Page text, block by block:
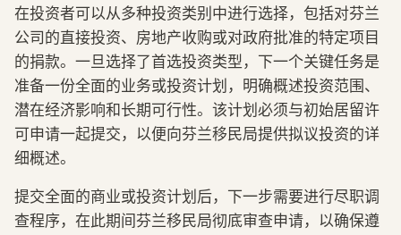
在投资者可以从多种投资类别中进行选择，包括对芬兰
公司的直接投资、房地产收购或对政府批准的特定项目
的捐款。一旦选择了首选投资类型，下一个关键任务是
准备一份全面的业务或投资计划，明确概述投资范围、
潜在经济影响和长期可行性。该计划必须与初始居留许
可申请一起提交，以便向芬兰移民局提供拟议投资的详
细概述。
提交全面的商业或投资计划后，下一步需要进行尽职调
查程序，在此期间芬兰移民局彻底审查申请，以确保遵